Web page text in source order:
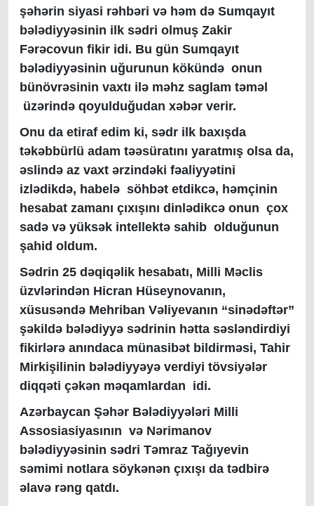
şəhərin siyasi rəhbəri və həm də Sumqayıt
bələdiyyəsinin ilk sədri olmuş Zakir
Fərəcovun fikir idi. Bu gün Sumqayıt
bələdiyyəsinin uğurunun kökündə onun
bünövrəsinin vaxtı ilə məhz saglam təməl
üzərində qoyulduğudan xəbər verir.
Onu da etiraf edim ki, sədr ilk baxışda
təkəbbürlü adam təəsüratını yaratmış olsa da,
əslində az vaxt ərzindəki fəaliyyətini
izlədikdə, habelə söhbət etdikcə, həmçinin
hesabat zamanı çıxışını dinlədikcə onun çox
sadə və yüksək intellektə sahib olduğunun
şahid oldum.
Sədrin 25 dəqiqəlik hesabatı, Milli Məclis
üzvlərindən Hicran Hüseynovanın,
xüsusəndə Mehriban Vəliyevanın “sinədəftər”
şəkildə bələdiyyə sədrinin hətta səsləndirdiyi
fikirlərə anındaca münasibət bildirməsi, Tahir
Mirkişilinin bələdiyyəyə verdiyi tövsiyələr
diqqəti çəkən məqamlardan idi.
Azərbaycan Şəhər Bələdiyyələri Milli
Assosiasiyasının və Nərimanov
bələdiyyəsinin sədri Təmraz Tağıyevin
səmimi notlara söykənən çıxışı da tədbirə
əlavə rəng qatdı.